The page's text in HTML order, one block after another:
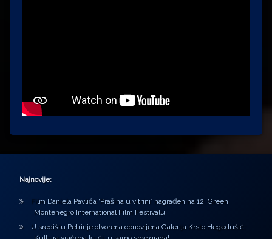
Najnovije:
Film Daniela Pavlića ‘Prašina u vitrini’ nagrađen na 12. Green
Montenegro International Film Festivalu
U središtu Petrinje otvorena obnovljena Galerija Krsto Hegedušić: